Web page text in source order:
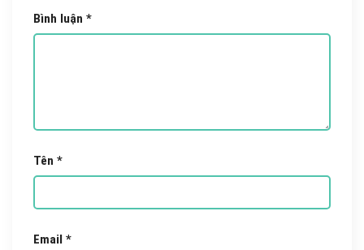
Bình luận *
Tên *
Email *